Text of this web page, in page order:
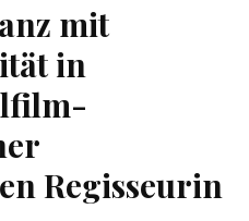
mit
in
Regisseurin